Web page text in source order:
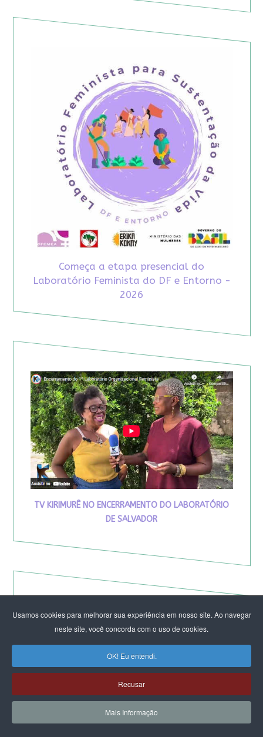
Usamos cookies para melhorar sua experiência em nosso site. Ao navegar
neste site, você concorda com o uso de cookies.
OK! Eu entendi.
Recusar
Mais Informação
Começa a etapa presencial do
Laboratório Feminista do DF e Entorno -
2026
TV KIRIMURÊ NO ENCERRAMENTO DO LABORATÓRIO
DE SALVADOR
Eleição de Erika Hilton para